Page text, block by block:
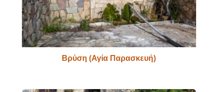
Βρύση (Αγία Παρασκευή)